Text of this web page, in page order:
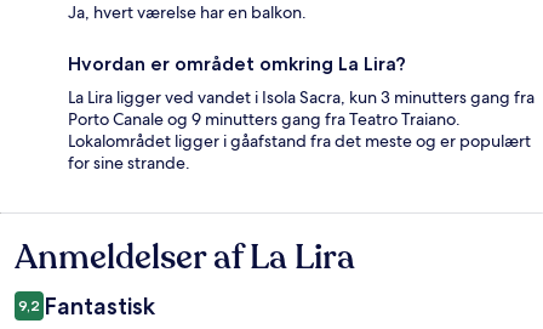
Ja, hvert værelse har en balkon.
Hvordan er området omkring La Lira?
La Lira ligger ved vandet i Isola Sacra, kun 3 minutters gang fra
Porto Canale og 9 minutters gang fra Teatro Traiano.
Lokalområdet ligger i gåafstand fra det meste og er populært
for sine strande.
Anmeldelser
Anmeldelser af La Lira
9,2 Fantastisk